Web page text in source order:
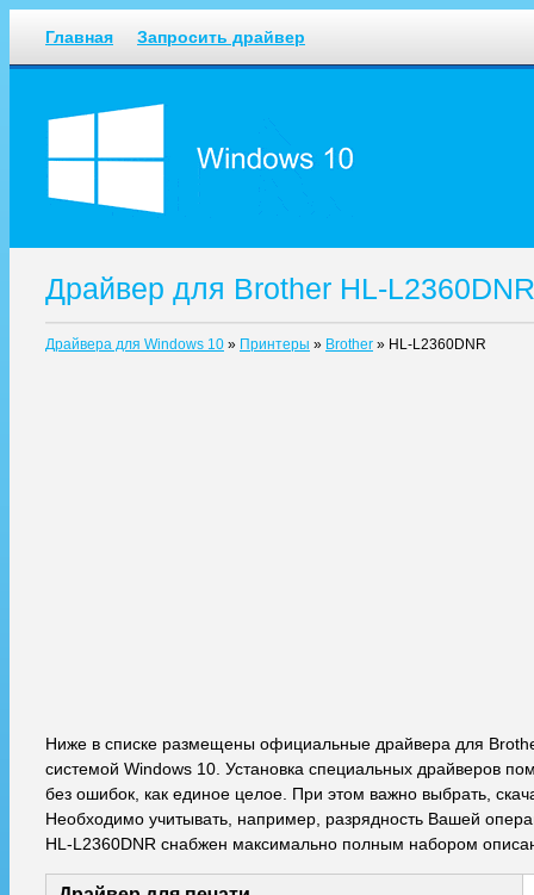
Главная Запросить драйвер
Драйвер для Brother HL-
Драйвера для Windows 10 » Принтеры » Brother » HL-L2360DNR
Ниже в списке размещены официальные драйвера для
системой Windows 10. Установка специальных драйверов
без ошибок, как единое целое. При этом важно выбрать,
Необходимо учитывать, например, разрядность Вашей
HL-L2360DNR снабжен максимально полным набором